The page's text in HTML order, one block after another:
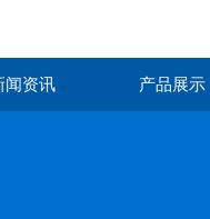
闻资讯 产品展示